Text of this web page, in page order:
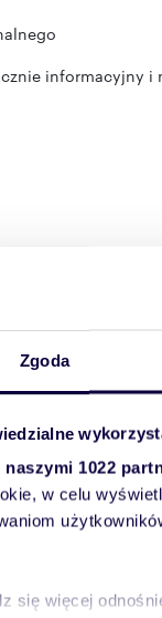
Zgoda
naszymi 1022
w celu
się więcej
informacyjny
m2
Focha